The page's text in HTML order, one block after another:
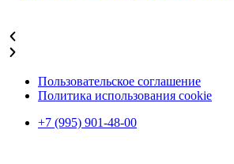
Пользовательское соглашение
Политика использования cookie
+7 (995) 901-48-00